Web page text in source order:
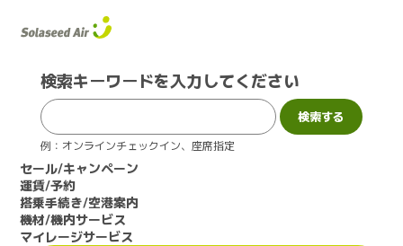
検索キーワードを入力してください
例：オンラインチェックイン、座席指定
セール/キャンペーン
運賃/予約
搭乗手続き/空港案内
機材/機内サービス
マイレージサービス